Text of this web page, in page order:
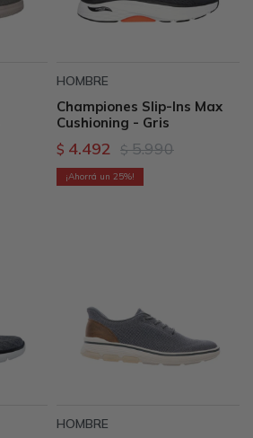
HOMBRE
Championes Slip-Ins Max
Cushioning - Gris
$ 4.492 $ 5.990
25
HOMBRE